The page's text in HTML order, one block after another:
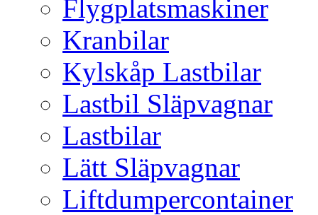
Flygplatsmaskiner
Kranbilar
Kylskåp Lastbilar
Lastbil Släpvagnar
Lastbilar
Lätt Släpvagnar
Liftdumpercontainer